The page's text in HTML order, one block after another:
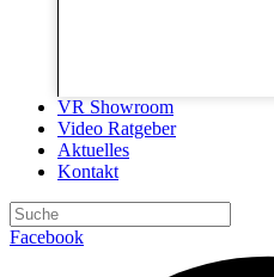
VR Showroom
Video Ratgeber
Aktuelles
Kontakt
Facebook